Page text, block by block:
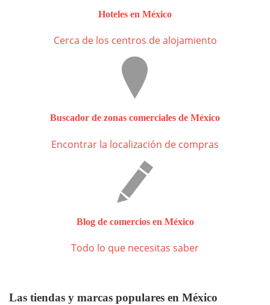
Hoteles en México
Cerca de los centros de alojamiento
Buscador de zonas comerciales de México
Encontrar la localización de compras
Blog de comercios en México
Todo lo que necesitas saber
Las tiendas y marcas populares en México